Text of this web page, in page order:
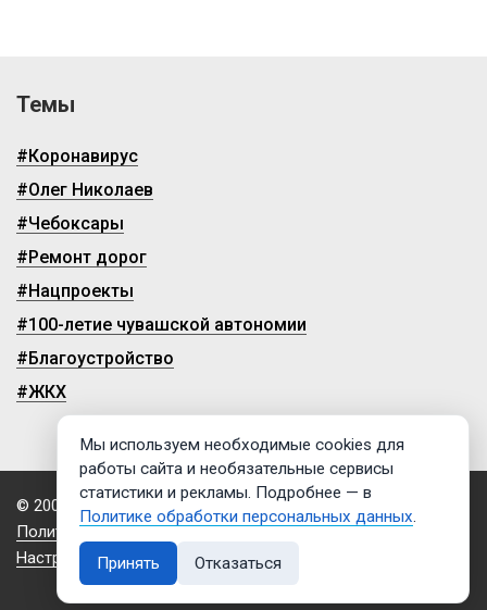
Темы
#Коронавирус
#Олег Николаев
#Чебоксары
#Ремонт дорог
#Нацпроекты
#100-летие чувашской автономии
#Благоустройство
#ЖКХ
© 2009-2026, ГТРК «Чувашия»
Политика обработки персональных данных
Настройки cookies
Мы используем необходимые cookies для
работы сайта и необязательные сервисы
статистики и рекламы. Подробнее — в
Политике обработки персональных данных.
Принять Отказаться